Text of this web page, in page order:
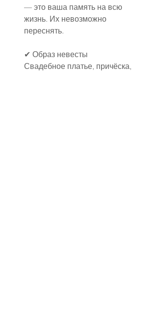
— это ваша память на всю
жизнь. Их невозможно
переснять.
✔ Образ невесты
Свадебное платье, причёска,